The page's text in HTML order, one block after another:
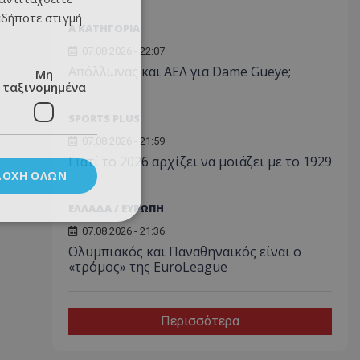
Α ΚΑΤΗΓΟΡΙΑ
07.08.2026 - 22:07
Απόλλωνας και ΑΕΛ για Dame Gueye;
07.08.2026 - 21:59
Γιατί το 2026 αρχίζει να μοιάζει με το 1929
ΕΛΛΑΔΑ / ΕΥΡΩΠΗ
07.08.2026 - 21:36
Ολυμπιακός και Παναθηναϊκός είναι ο
«τρόμος» της EuroLeague
Περισσότερα
στιγμή
Μη
ταξινομημένα
ΌΛΩΝ